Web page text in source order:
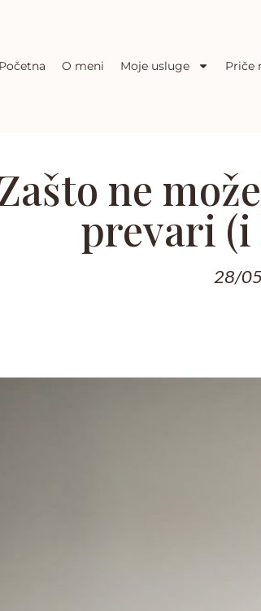
Početna O meni Moje usluge Priče
ne
prevari (i
28/